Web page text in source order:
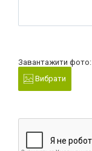
Завантажити фото:
Вибрати